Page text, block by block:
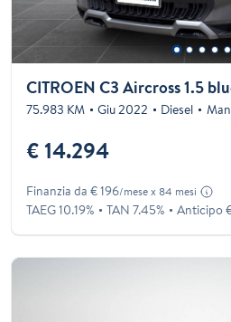
CITROEN C3 Aircross 1.5
75.983 KM Giu 2022 Diesel
€ 14.294
Finanzia da € 196/mese x 84 mesi
TAEG 10.19% TAN 7.45% Anticipo